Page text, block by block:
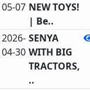
05-07 NEW TOYS!
| Be..
2026-
04-30
SENYA
WITH BIG
TRACTORS,
..